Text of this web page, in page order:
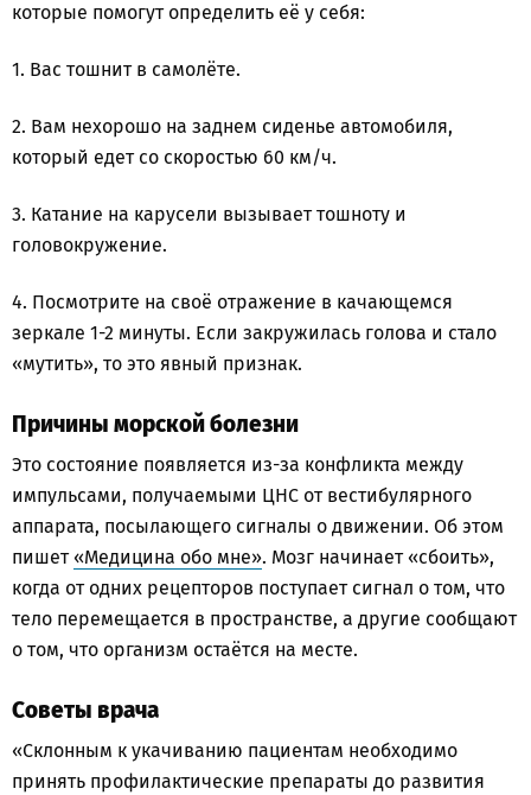
которые помогут определить её у себя:
1. Вас тошнит в самолёте.
2. Вам нехорошо на заднем сиденье автомобиля,
который едет со скоростью 60 км/ч.
3. Катание на карусели вызывает тошноту и
головокружение.
4. Посмотрите на своё отражение в качающемся
зеркале 1-2 минуты. Если закружилась голова и стало
«мутить», то это явный признак.
Причины морской болезни
Это состояние появляется из-за конфликта между
импульсами, получаемыми ЦНС от вестибулярного
аппарата, посылающего сигналы о движении. Об этом
пишет«Медицина обо мне». Мозг начинает «сбоить»,
когда от одних рецепторов поступает сигнал о том, что
тело перемещается в пространстве, а другие сообщают
о том, что организм остаётся на месте.
Советы врача
«Склонным к укачиванию пациентам необходимо
принять профилактические препараты до развития